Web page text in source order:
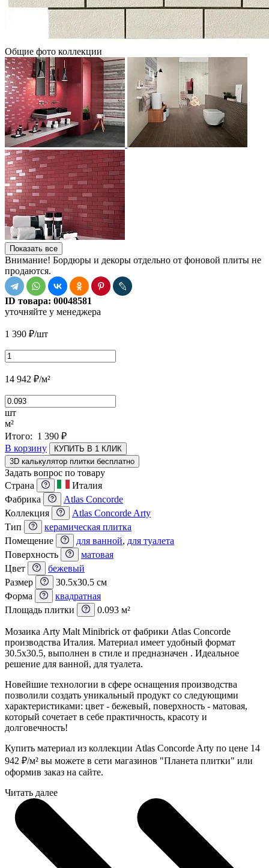
Общие фото коллекции
Показать все
Внимание! Бордюры и декоры отдельно от фоновой плиты не
продаются.
ID товара: 00048581
уточняйте у менеджера
1 390 ₽/шт
14 942 ₽/м²
шт
м²
Итого: 1 390 ₽
В корзину
КУПИТЬ В 1 КЛИК
3D калькулятор плитки бесплатно
Задать вопрос по товару
Страна
Италия
Фабрика
Atlas Concorde
Коллекция
Atlas Concorde Arty
Тип
керамическая плитка
Помещение
для ванной, для туалета
Поверхность
матовая
Цвет
бежевый
Размер
30.5x30.5 см
Форма
квадратная
Площадь плитки
0.093 м²
Мозаика Arty Malt Minibrick от фабрики Atlas Concorde
производства Италия. Материал имеет удобный формат
30.5x30.5, выполнен в стиле и предназначен . Идеальное
решение для ванной, для туалета.
Новейшие технологии в сфере оснащения производства
позволили создать уникальный продукт со следующими
характеристиками: цвет - бежевый, поверхность - матовая,
который сочетает в себе практичность, красоту и
долговечность!
Купить материал из коллекции Atlas Concorde Arty по цене 14
942 ₽/м² вы можете в сети магазинов "Планета плитки" или
оформив заказ на сайте.
Читать далее